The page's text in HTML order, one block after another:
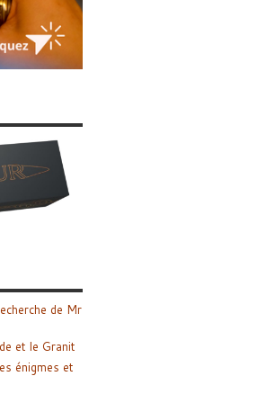
de Mr
et le Granit
énigmes et